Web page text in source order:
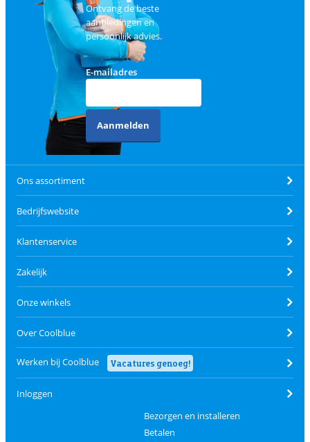
Ontvang de beste
aanbiedingen en
persoonlijk advies.
E-mailadres
Aanmelden
Ons assortiment
Bedrijfswebsite
Klantenservice
Zakelijk
Onze winkels
Over Coolblue
Werken bij Coolblue Vacatures genoeg!
Inloggen
Bezorgen en installeren
Betalen